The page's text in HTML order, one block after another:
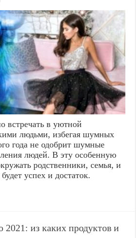
встречать в уютной
людьми, избегая шумных
года не одобрит шумные
людей. В эту особенную
родственники, семья, и
успех и достаток.
из каких продуктов и